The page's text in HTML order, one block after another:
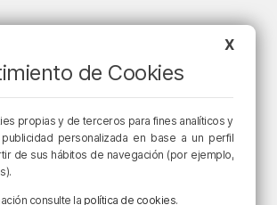
X
de Cookies
propias y de terceros para fines analíticos y
personalizada en base a un perfil
de sus hábitos de navegación (por ejemplo,
consulte la política de cookies.